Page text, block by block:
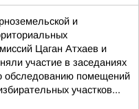
и
Цаган Атхаев и
участие в заседаниях
обследованию помещений
участков...